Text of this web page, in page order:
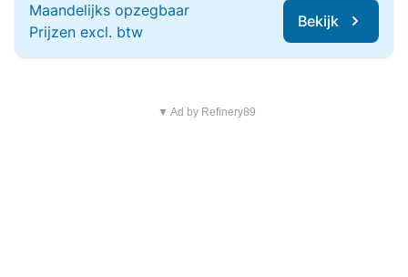
Maandelijks opzegbaar
Prijzen excl. btw
Bekijk
▼ Ad by Refinery89